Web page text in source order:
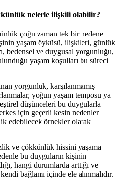
nelerle ilişkili olabilir?
çoğu zaman tek bir nedene
yaşam öyküsü, ilişkileri, günlük
bedensel ve duygusal yorgunluğu,
yaşam koşulları bu süreci
yorgunluk, karşılanmamış
yoğun yaşam temposu ya
düşünceleri bu duygularla
için geçerli kesin nedenler
edebilecek örnekler olarak
ve çökkünlük hissini yaşama
bu duyguların kişinin
hangi durumlarda arttığı ve
bağlamı içinde ele alınmalıdır.